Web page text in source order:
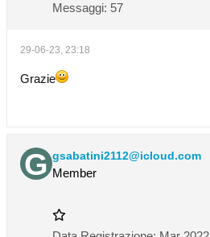
Messaggi: 57
29-06-23, 23:18
Grazie
gsabatini2112@icloud.com
Member